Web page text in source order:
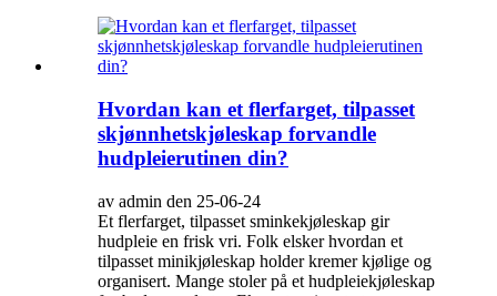
Hvordan kan et flerfarget, tilpasset
skjønnhetskjøleskap forvandle
hudpleierutinen din?
av admin den 25-06-24
Et flerfarget, tilpasset sminkekjøleskap gir
hudpleie en frisk vri. Folk elsker hvordan et
tilpasset minikjøleskap holder kremer kjølige og
organisert. Mange stoler på et hudpleiekjøleskap